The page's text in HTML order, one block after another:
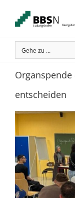
springen
Gehe zu ...
entscheiden
Zeige
grösseres
Bild